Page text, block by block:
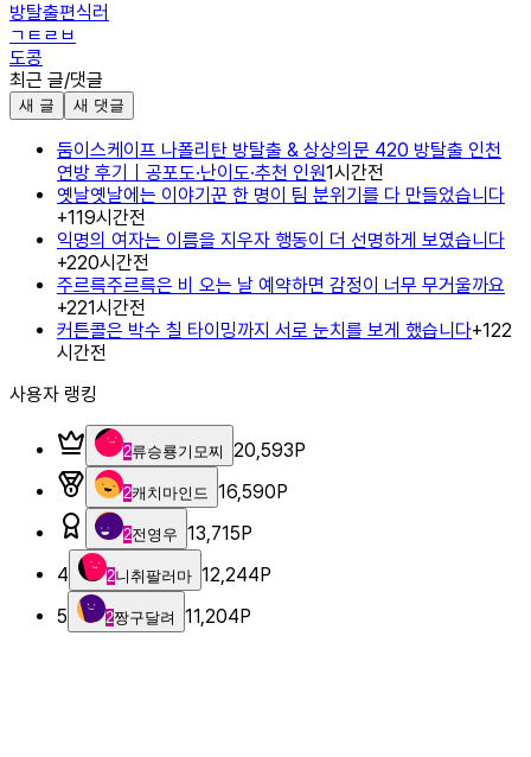
방탈출편식러
ㄱㅌㄹㅂ
도콩
최근 글/댓글
새 글 새 댓글
둠이스케이프 나폴리탄 방탈출 & 상상의문 420 방탈출 인천
연방 후기｜공포도·난이도·추천 인원1시간전
옛날옛날에는 이야기꾼 한 명이 팀 분위기를 다 만들었습니다
+119시간전
익명의 여자는 이름을 지우자 행동이 더 선명하게 보였습니다
+220시간전
주르륵주르륵은 비 오는 날 예약하면 감정이 너무 무거울까요
+221시간전
커튼콜은 박수 칠 타이밍까지 서로 눈치를 보게 했습니다+122
시간전
사용자 랭킹
2류승룡기모찌 20,593P
2캐치마인드 16,590P
2전영우 13,715P
4
2니취팔러마 12,244P
5
2짱구달려 11,204P